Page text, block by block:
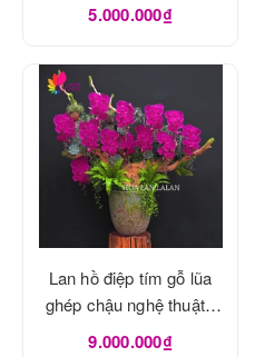
5.000.000₫
Lan hồ điệp tím gỗ lũa
ghép chậu nghệ thuật -
LHD1190
9.000.000₫